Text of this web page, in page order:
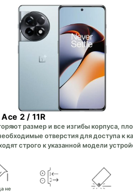
2 / 11R
размер и все изгибы корпуса,
отверстия для доступа к
строго к указанной модели
не